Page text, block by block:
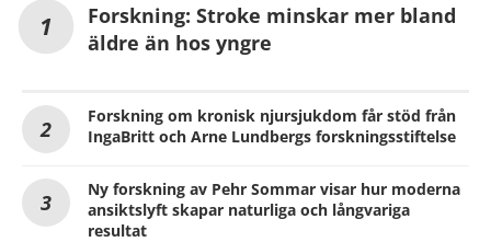
Forskning: Stroke minskar mer bland
äldre än hos yngre
Forskning om kronisk njursjukdom får stöd från
IngaBritt och Arne Lundbergs forskningsstiftelse
Ny forskning av Pehr Sommar visar hur moderna
ansiktslyft skapar naturliga och långvariga
resultat